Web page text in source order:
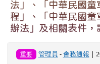
登記童軍團團數，可
表揚。 三、績優童
優童軍團榮譽旗、榮